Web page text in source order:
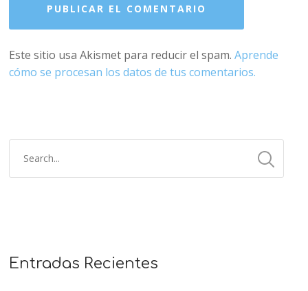
Este sitio usa Akismet para reducir el spam.Aprende
cómo se procesan los datos de tus comentarios.
Entradas Recientes